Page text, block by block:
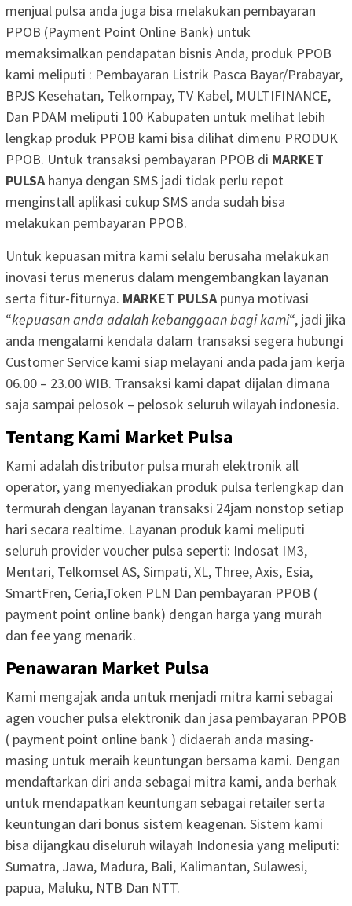
menjual pulsa anda juga bisa melakukan pembayaran
PPOB (Payment Point Online Bank) untuk
memaksimalkan pendapatan bisnis Anda, produk PPOB
kami meliputi : Pembayaran Listrik Pasca Bayar/Prabayar,
BPJS Kesehatan, Telkompay, TV Kabel, MULTIFINANCE,
Dan PDAM meliputi 100 Kabupaten untuk melihat lebih
lengkap produk PPOB kami bisa dilihat dimenu PRODUK
PPOB. Untuk transaksi pembayaran PPOB di MARKET
PULSAhanya dengan SMS jadi tidak perlu repot
menginstall aplikasi cukup SMS anda sudah bisa
melakukan pembayaran PPOB.
Untuk kepuasan mitra kami selalu berusaha melakukan
inovasi terus menerus dalam mengembangkan layanan
serta fitur-fiturnya. MARKET PULSApunya motivasi
“kepuasan anda adalah kebanggaan bagi kami“, jadi jika
anda mengalami kendala dalam transaksi segera hubungi
Customer Service kami siap melayani anda pada jam kerja
06.00 – 23.00 WIB. Transaksi kami dapat dijalan dimana
saja sampai pelosok – pelosok seluruh wilayah indonesia.
Tentang Kami Market Pulsa
Kami adalah distributor pulsa murah elektronik all
operator, yang menyediakan produk pulsa terlengkap dan
termurah dengan layanan transaksi 24jam nonstop setiap
hari secara realtime. Layanan produk kami meliputi
seluruh provider voucher pulsa seperti: Indosat IM3,
Mentari, Telkomsel AS, Simpati, XL, Three, Axis, Esia,
SmartFren, Ceria,Token PLN Dan pembayaran PPOB (
payment point online bank) dengan harga yang murah
dan fee yang menarik.
Penawaran Market Pulsa
Kami mengajak anda untuk menjadi mitra kami sebagai
agen voucher pulsa elektronik dan jasa pembayaran PPOB
( payment point online bank ) didaerah anda masing-
masing untuk meraih keuntungan bersama kami. Dengan
mendaftarkan diri anda sebagai mitra kami, anda berhak
untuk mendapatkan keuntungan sebagai retailer serta
keuntungan dari bonus sistem keagenan. Sistem kami
bisa dijangkau diseluruh wilayah Indonesia yang meliputi:
Sumatra, Jawa, Madura, Bali, Kalimantan, Sulawesi,
papua, Maluku, NTB Dan NTT.